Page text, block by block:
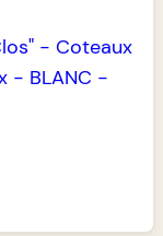
- Coteaux
- BLANC -